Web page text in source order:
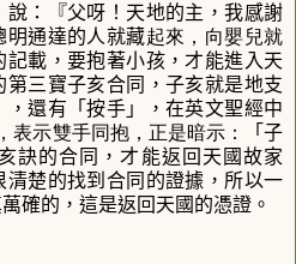
說：『父呀！天地的主，我感謝
明通達的人就藏起來，向嬰兒就
記載，要抱著小孩，才能進入天
第三寶子亥合同，子亥就是地支
還有「按手」，在英文聖經中
表示雙手同抱，正是暗示：
「子
訣的合同，才能返回天國故家
楚的找到合同的證據，所以一
確的，這是返回天國的憑證。